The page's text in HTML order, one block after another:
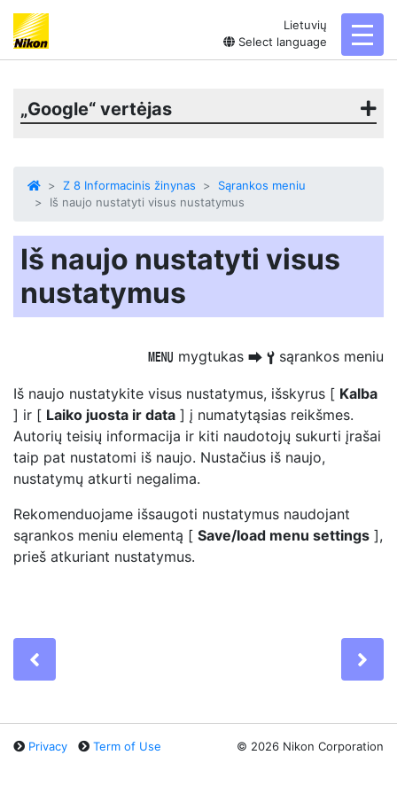
Lietuvių
Select language
„Google“ vertėjas
Z 8 Informacinis žinynas
Sąrankos meniu
Iš naujo nustatyti visus nustatymus
Iš naujo nustatyti visus
nustatymus
G mygtukas U B sąrankos meniu
Iš naujo nustatykite visus nustatymus, išskyrus [ Kalba
] ir [ Laiko juosta ir data ] į numatytąsias reikšmes.
Autorių teisių informacija ir kiti naudotojų sukurti įrašai
taip pat nustatomi iš naujo. Nustačius iš naujo,
nustatymų atkurti negalima.
Rekomenduojame išsaugoti nustatymus naudojant
sąrankos meniu elementą [ Save/load menu settings ],
prieš atkuriant nustatymus.
Privacy Term of Use © 2026 Nikon Corporation